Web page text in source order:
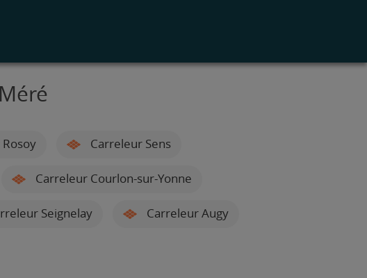
Carreleur Sens
Carreleur Courlon-sur-Yonne
Seignelay Carreleur Augy